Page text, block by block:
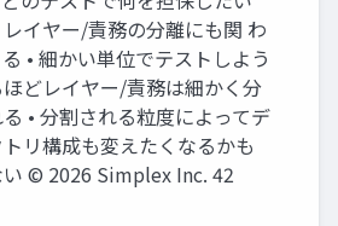
イヤー/責務の分離にも関 わ
• 細かい単位でテストしよう
ほどレイヤー/責務は細かく分
• 分割される粒度によってデ
リ構成も変えたくなるかも
い ©️ 2026 Simplex Inc. 42